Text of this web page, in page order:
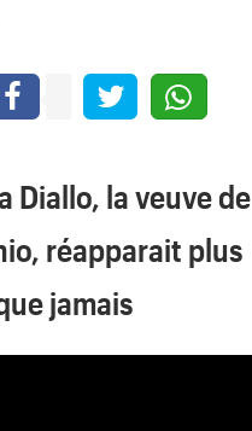
Diallo, la veuve de
réapparait plus
jamais